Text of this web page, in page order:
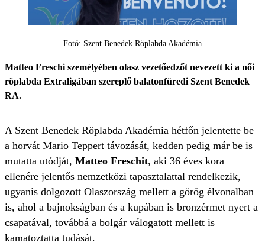
Fotó: Szent Benedek Röplabda Akadémia
Matteo Freschi személyében olasz vezetőedzőt nevezett ki a női
röplabda Extraligában szereplő balatonfüredi Szent Benedek
RA.
A Szent Benedek Röplabda Akadémia hétfőn jelentette be
a horvát Mario Teppert távozását, kedden pedig már be is
mutatta utódját, Matteo Freschit, aki 36 éves kora
ellenére jelentős nemzetközi tapasztalattal rendelkezik,
ugyanis dolgozott Olaszország mellett a görög élvonalban
is, ahol a bajnokságban és a kupában is bronzérmet nyert a
csapatával, továbbá a bolgár válogatott mellett is
kamatoztatta tudását.